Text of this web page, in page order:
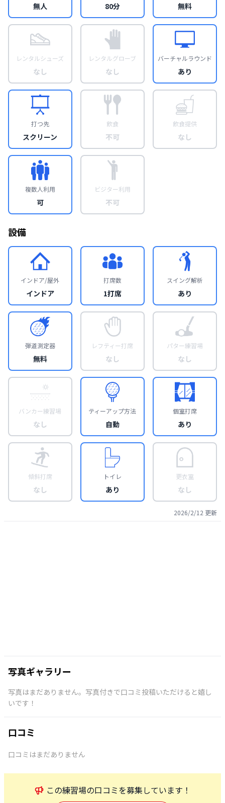
無人 80分 無料
レンタルシューズ
なし
レンタルグローブ
なし
バーチャルラウンド
あり
打つ先
スクリーン
飲食
不可
飲食提供
なし
複数人利用
可
ビジター利用
不可
設備
インドア/屋外
インドア
打席数
1打席
スイング解析
あり
弾道測定器
無料
レフティー打席
なし
パター練習場
なし
バンカー練習場
なし
ティーアップ方法
自動
個室打席
あり
傾斜打席
なし
トイレ
あり
更衣室
なし
2026/2/12 更新
写真ギャラリー
写真はまだありません。写真付きで口コミ投稿いただけると嬉し
いです！
口コミ
口コミはまだありません
この練習場の口コミを募集しています！